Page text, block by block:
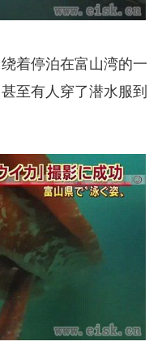
着停泊在富山湾的一
至有人穿了潜水服到